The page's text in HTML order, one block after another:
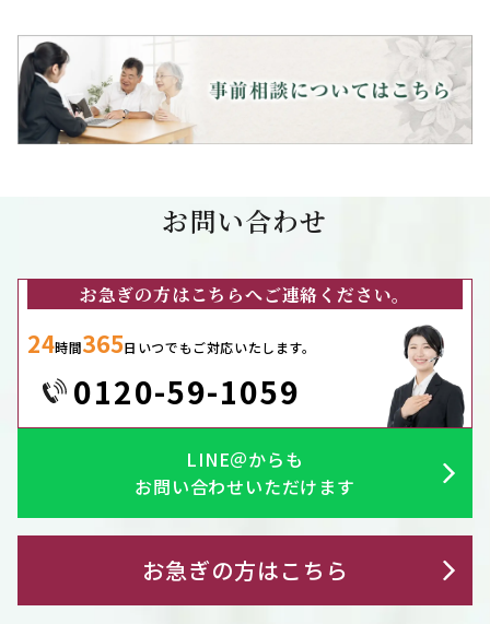
お問い合わせ
お急ぎの方はこちらへご連絡ください。
24時間365日いつでもご対応いたします。
0120-59-1059
LINE＠からも
お問い合わせいただけます
お急ぎの方はこちら